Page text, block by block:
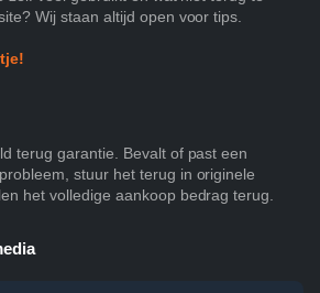
Wij staan altijd open voor tips.
terug garantie. Bevalt of past een
stuur het terug in originele
het volledige aankoop bedrag terug.